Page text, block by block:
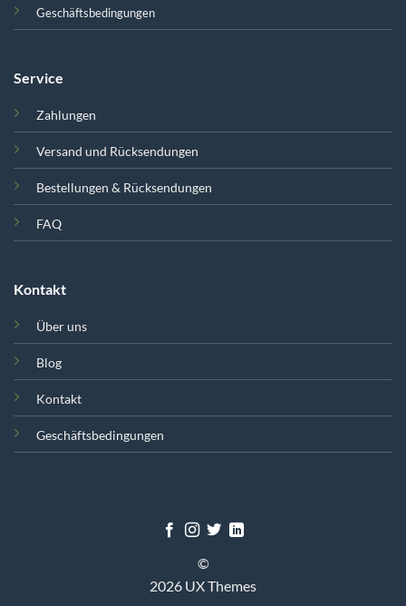
Geschäftsbedingungen
Service
Zahlungen
Versand und Rücksendungen
Bestellungen & Rücksendungen
FAQ
Kontakt
Über uns
Blog
Kontakt
Geschäftsbedingungen
©
2026 UX Themes